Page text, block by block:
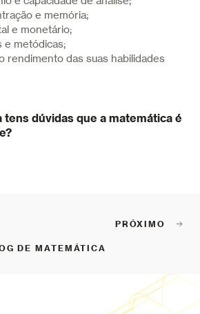
e memória;
e monetário;
e metódicas;
rendimento das suas habilidades
tens dúvidas que a matemática é
DE MATEMÁTICA
PRÓXIMO